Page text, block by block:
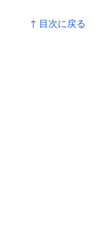
↑ 目次に戻る